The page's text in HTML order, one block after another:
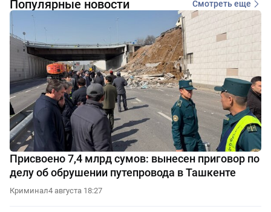
Популярные новости Смотреть еще
Присвоено 7,4 млрд сумов: вынесен приговор по
делу об обрушении путепровода в Ташкенте
Криминал4 августа 18:27